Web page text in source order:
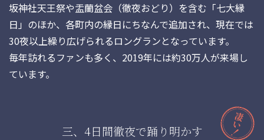
坂神社天王祭や盂蘭盆会（徹夜おどり）を含む「七大縁
日」のほか、各町内の縁日にちなんで追加され、現在では
30夜以上繰り広げられるロングランとなっています。
毎年訪れるファンも多く、2019年には約30万人が来場し
ています。
三、4日間徹夜で踊り明かす